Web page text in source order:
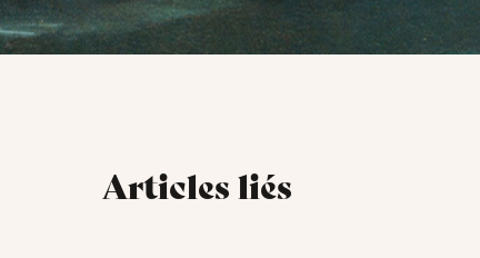
Articles liés